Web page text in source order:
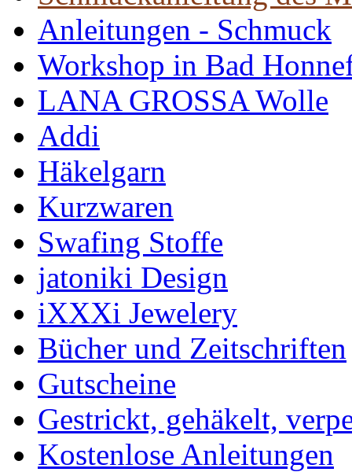
Anleitungen - Schmuck
Workshop in Bad
LANA GROSSA Wolle
Addi
Häkelgarn
Kurzwaren
Swafing Stoffe
jatoniki Design
iXXXi Jewelery
Bücher und Zeitschriften
Gutscheine
Gestrickt, gehäkelt,
Kostenlose Anleitungen